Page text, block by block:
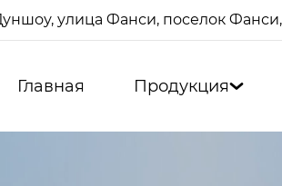
улица Фанси, поселок
Главная Продукция